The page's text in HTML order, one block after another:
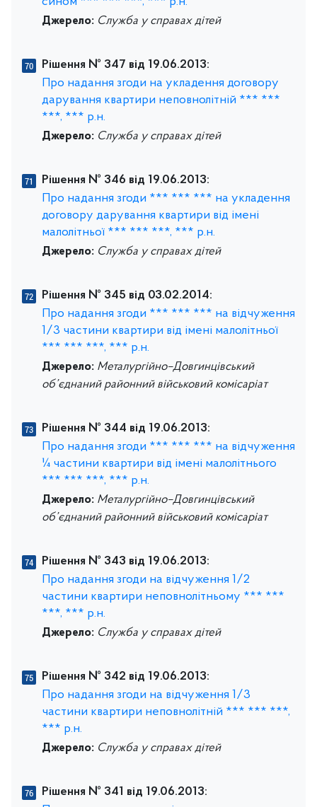
Джерело: Служба у справах дітей
Рішення № 347 від 19.06.2013:
Про надання згоди на укладення договору
дарування квартири неповнолітній *** ***
***, *** р.н.
Джерело: Служба у справах дітей
Рішення № 346 від 19.06.2013:
Про надання згоди *** *** *** на укладення
договору дарування квартири від імені
малолітньої *** *** ***, *** р.н.
Джерело: Служба у справах дітей
Рішення № 345 від 03.02.2014:
Про надання згоди *** *** *** на відчуження
1/3 частини квартири від імені малолітньої
*** *** ***, *** р.н.
Джерело: Металургійно–Довгинцівський
об’єднаний районний військовий комісаріат
Рішення № 344 від 19.06.2013:
Про надання згоди *** *** *** на відчуження
¼ частини квартири від імені малолітнього
*** *** ***, *** р.н.
Джерело: Металургійно–Довгинцівський
об’єднаний районний військовий комісаріат
Рішення № 343 від 19.06.2013:
Про надання згоди на відчуження 1/2
частини квартири неповнолітньому *** ***
***, *** р.н.
Джерело: Служба у справах дітей
Рішення № 342 від 19.06.2013:
Про надання згоди на відчуження 1/3
частини квартири неповнолітній *** *** ***,
*** р.н.
Джерело: Служба у справах дітей
Рішення № 341 від 19.06.2013: